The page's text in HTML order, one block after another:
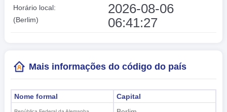
Horário local:
(Berlim)
2026-08-06
06:41:28
Mais informações do código do país
Nome formal
Capital